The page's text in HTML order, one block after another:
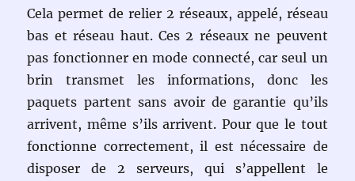
Cela permet de relier 2 réseaux, appelé, réseau
bas et réseau haut. Ces 2 réseaux ne peuvent
pas fonctionner en mode connecté, car seul un
brin transmet les informations, donc les
paquets partent sans avoir de garantie qu’ils
arrivent, même s’ils arrivent. Pour que le tout
fonctionne correctement, il est nécessaire de
disposer de 2 serveurs, qui s’appellent le